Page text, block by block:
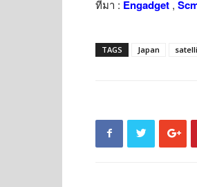
ที่มา : Engadget ,
TAGS Japan